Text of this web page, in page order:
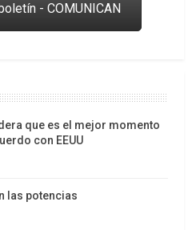
a Trump
- COMUNICAN
que es el mejor momento
con EEUU
las potencias